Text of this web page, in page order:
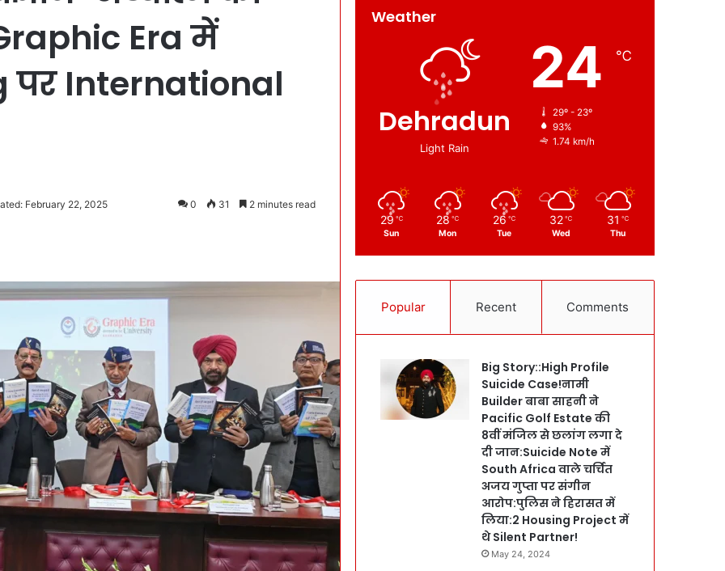
Era में
पर International
February 22, 2025 0 31 2 minutes read
Weather
Dehradun
Light Rain
24 ℃
29º - 23º
93%
1.74 km/h
29 ℃
Sun
28 ℃
Mon
26 ℃
Tue
32 ℃
Wed
31 ℃
Thu
Popular Recent Comments
Big Story::High Profile
Suicide Case!नामी
Builder बाबा साहनी ने
Pacific Golf Estate की
8वीं मंजिल से छलांग लगा दे
दी जान:Suicide Note में
South Africa वाले चर्चित
अजय गुप्ता पर संगीन
आरोप:पुलिस ने हिरासत में
लिया:2 Housing Project में
थे Silent Partner!
May 24, 2024